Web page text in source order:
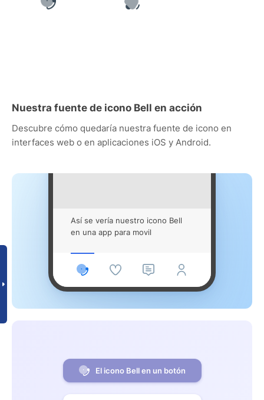
Nuestra fuente de icono Bell en acción
Descubre cómo quedaría nuestra fuente de icono en
interfaces web o en aplicaciones iOS y Android.
Así se vería nuestro icono Bell
en una app para movil
El icono Bell en un botón